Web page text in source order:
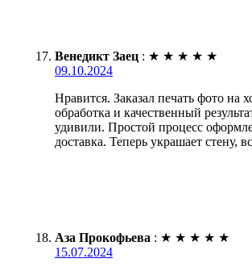
Венедикт Заец : ★ ★ ★ ★ ★
09.10.2024
Нравится. Заказал печать фото на
обработка и качественный
удивили. Простой процесс
доставка. Теперь украшает стену,
Аза Прокофьева : ★ ★ ★ ★ ★
15.07.2024